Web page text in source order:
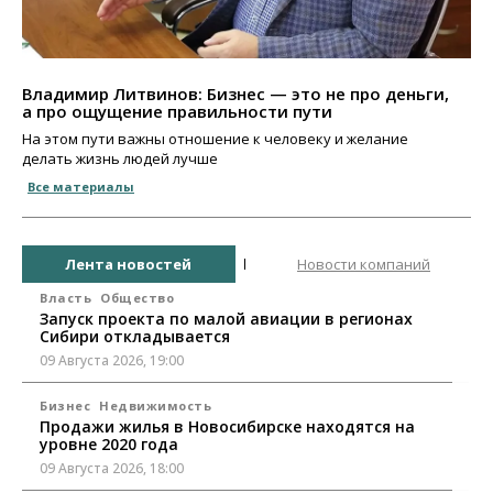
Владимир Литвинов: Бизнес — это не про деньги,
а про ощущение правильности пути
На этом пути важны отношение к человеку и желание
делать жизнь людей лучше
Все материалы
Лента новостей Новости компаний
Власть Общество
Запуск проекта по малой авиации в регионах
Сибири откладывается
09 Августа 2026, 19:00
Бизнес Недвижимость
Продажи жилья в Новосибирске находятся на
уровне 2020 года
09 Августа 2026, 18:00